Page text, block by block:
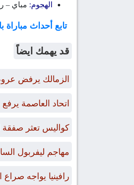
الهجوم: مباي –
تابع أحداث
قد يهمك ايضاً
الزمالك يرفض
اتحاد العاصمة
كواليس تعثر صفقة
مهاجم ليفربول
رافينيا يواجه